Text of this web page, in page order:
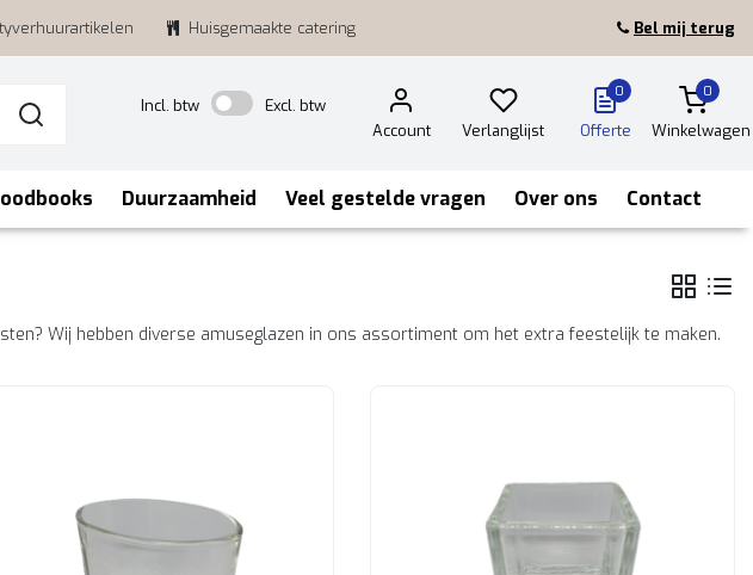
Huisgemaakte catering Bel mij terug
Incl. btw
Excl. btw
Account
Verlanglijst
0
Offerte
0
Winkelwagen
Duurzaamheid Veel gestelde vragen Over ons Contact
Wij hebben diverse amuseglazen in ons assortiment om het extra feestelijk te maken.